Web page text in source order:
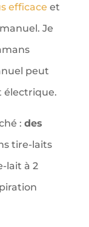
efficace et
Je
peut
électrique.
: des
tire-laits
lait à 2